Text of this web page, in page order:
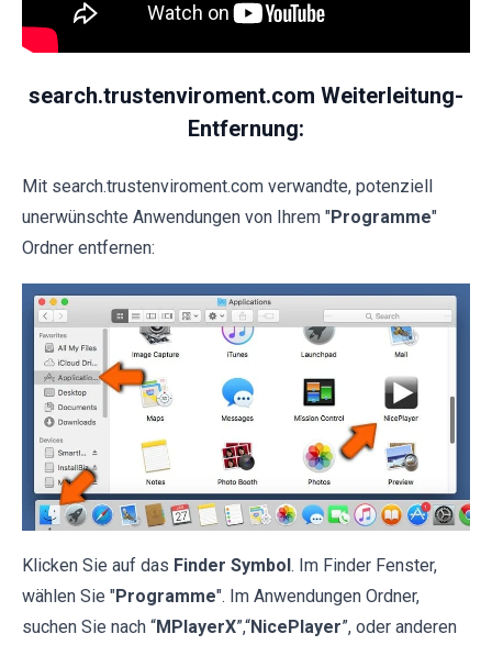
search.trustenviroment.com Weiterleitung-
Entfernung:
Mit search.trustenviroment.com verwandte, potenziell
unerwünschte Anwendungen von Ihrem "Programme"
Ordner entfernen:
Klicken Sie auf das Finder Symbol. Im Finder Fenster,
wählen Sie "Programme". Im Anwendungen Ordner,
suchen Sie nach “MPlayerX”,“NicePlayer”, oder anderen